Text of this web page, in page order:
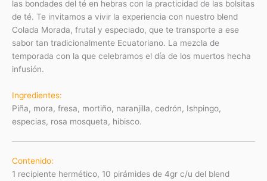
las bondades del té en hebras con la practicidad de las bolsitas
de té. Te invitamos a vivir la experiencia con nuestro blend
Colada Morada, frutal y especiado, que te transporte a ese
sabor tan tradicionalmente Ecuatoriano. La mezcla de
temporada con la que celebramos el día de los muertos hecha
infusión.
Ingredientes:
Piña, mora, fresa, mortiño, naranjilla, cedrón, Ishpingo,
especias, rosa mosqueta, hibisco.
Contenido:
1 recipiente hermético, 10 pirámides de 4gr c/u del blend